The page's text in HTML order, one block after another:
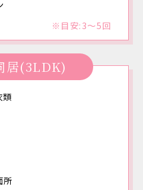
※目安:3〜5回
居(3LDK)
類
所